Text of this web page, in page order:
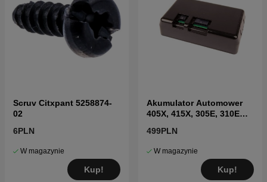
Scruv Citxpant 5258874-
02
6PLN
W magazynie
Kup!
Akumulator Automower
405X, 415X, 305E, 310E
499PLN
W magazynie
Kup!